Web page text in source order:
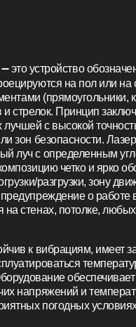
это устройство
на пол или на
(прямоугольники,
стрелок. Принцип
лучшей с высокой
зон безопасности.
луч с определенным
четко и ярко
разгрузки, зону
о
стенах, потолке,
к вибрациям, имеет
напряжений и
погодных